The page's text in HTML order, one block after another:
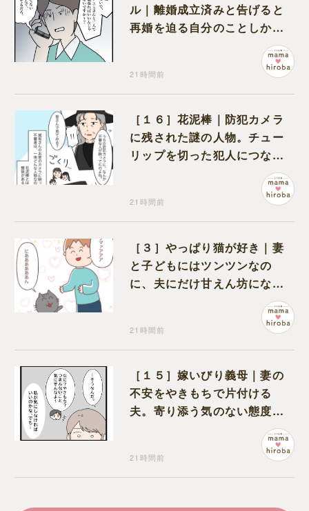
ル｜離婚成立済みと告げると
再婚を迫る自分のことしか考
21時間前
［１６］花泥棒｜防犯カメラ
に残された謎の人物。チュー
リップを切った犯人につなが
る証拠になるのか期待する
21時間前
［３］やっぱり猫が好き｜妻
と子どもにはツンツンなの
に、夫にだけ甘えん坊になる
21時間前
［１５］嫁いびり義母｜妻の
不安をやきもちで片付ける
夫。寄り添う気のない態度に
21時間前